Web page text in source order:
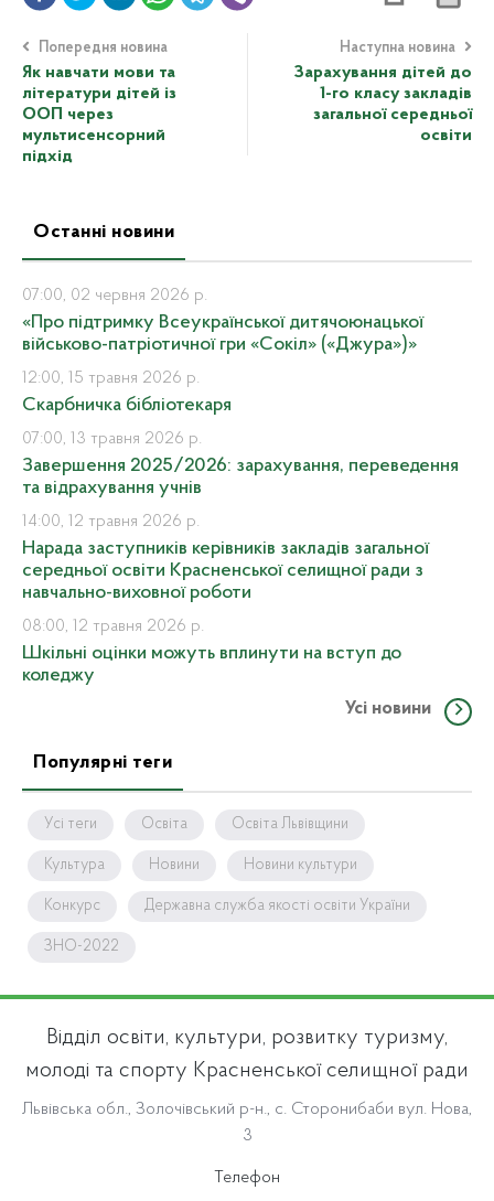
Попередня новина
Як навчати мови та
літератури дітей із
ООП через
мультисенсорний
підхід
Наступна новина
Зарахування дітей до
1-го класу закладів
загальної середньої
освіти
Останні новини
07:00, 02 червня 2026 р.
«Про підтримку Всеукраїнської дитячоюнацької
військово-патріотичної гри «Сокіл» («Джура»)»
12:00, 15 травня 2026 р.
Скарбничка бібліотекаря
07:00, 13 травня 2026 р.
Завершення 2025/2026: зарахування, переведення
та відрахування учнів
14:00, 12 травня 2026 р.
Нарада заступників керівників закладів загальної
середньої освіти Красненської селищної ради з
навчально-виховної роботи
08:00, 12 травня 2026 р.
Шкільні оцінки можуть вплинути на вступ до
коледжу
Усі новини
Популярні теги
Усі теги Освіта Освіта Львівщини
Культура Новини Новини культури
Конкурс Державна служба якості освіти України
ЗНО-2022
Відділ освіти, культури, розвитку туризму,
молоді та спорту Красненської селищної ради
Львівська обл., Золочівський р-н., с. Сторонибаби вул. Нова,
3
Телефон